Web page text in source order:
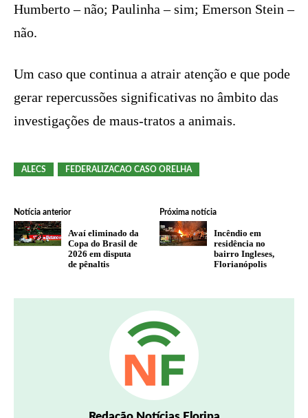
Humberto – não; Paulinha – sim; Emerson Stein –
não.
Um caso que continua a atrair atenção e que pode
gerar repercussões significativas no âmbito das
investigações de maus-tratos a animais.
ALECS FEDERALIZACAO CASO ORELHA
Notícia anterior
Avaí eliminado da
Copa do Brasil de
2026 em disputa
de pênaltis
Próxima notícia
Incêndio em
residência no
bairro Ingleses,
Florianópolis